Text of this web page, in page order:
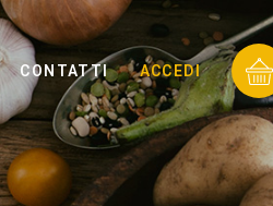
CONTATTI ACCEDI
Fossati